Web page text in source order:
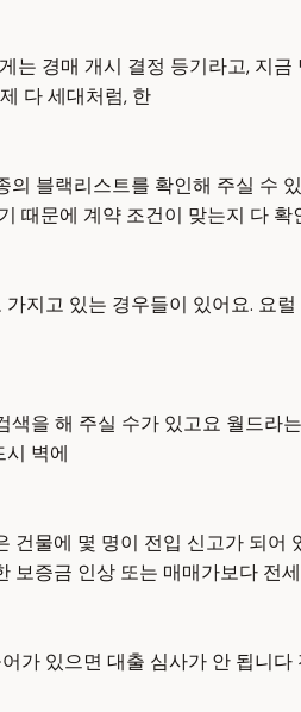
경매 개시 결정 등기라고, 지
다 세대처럼, 한
블랙리스트를 확인해 주실 수
때문에 계약 조건이 맞는지 다 확
지고 있는 경우들이 있어요. 요
을 해 주실 수가 있고요 월드
벽에
물에 몇 명이 전입 신고가 되
보증금 인상 또는 매매가보다 전
있으면 대출 심사가 안 됩니